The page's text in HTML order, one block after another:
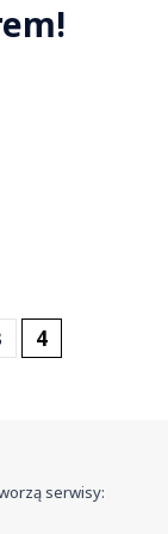
4
serwisy: